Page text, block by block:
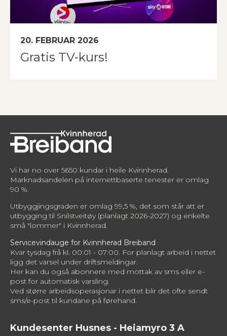
20. FEBRUAR 2026
Gratis TV-kurs!
Vi har no over 5650 kundar i heile Kvinnherad.
Marknadsandelen på internettbaserte tenester er omlag
90 %.
Utbyggjingsgraden er omlag 99,5 %, det som står att er
utbygging til Snilstveitøy (planlagt 2026-2027) og enkelte
små "lommer" i Kvinnherad.
Servicevindauge for Kvinnherad Breiband
Kvar tysdag frå kl. 00:01 - 07:00. For planlagt arbeid i nettet
ligg det varsel under driftsmeldingar.
Her kan du også abonnere med mottak av sms eller e-
post for automatisk varsling.
Ved større arbeidsoperasjonar i nettet blir det ofte sendt
sms/e-post til kundane på førehand.
Kundesenter Husnes - Heiamyro 3 A